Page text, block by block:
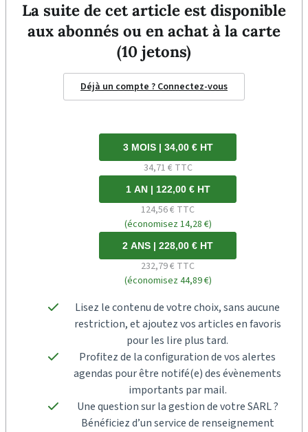
La suite de cet article est disponible
aux abonnés ou en achat à la carte
(10 jetons)
Déjà un compte ? Connectez-vous
3 MOIS | 34,00 € HT
34,71 € TTC
1 AN | 122,00 € HT
124,56 € TTC
(économisez 14,28 €)
2 ANS | 228,00 € HT
232,79 € TTC
(économisez 44,89 €)
Lisez le contenu de votre choix, sans aucune
restriction, et ajoutez vos articles en favoris
pour les lire plus tard.
Profitez de la configuration de vos alertes
agendas pour être notifé(e) des évènements
importants par mail.
Une question sur la gestion de votre SARL ?
Bénéficiez d’un service de renseignement